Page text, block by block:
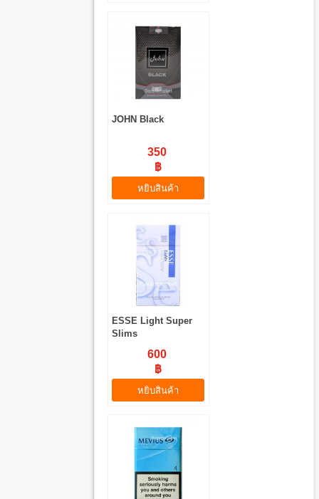
JOHN Black
350
฿
หยิบสินค้า
ESSE Light Super
Slims
600
฿
หยิบสินค้า